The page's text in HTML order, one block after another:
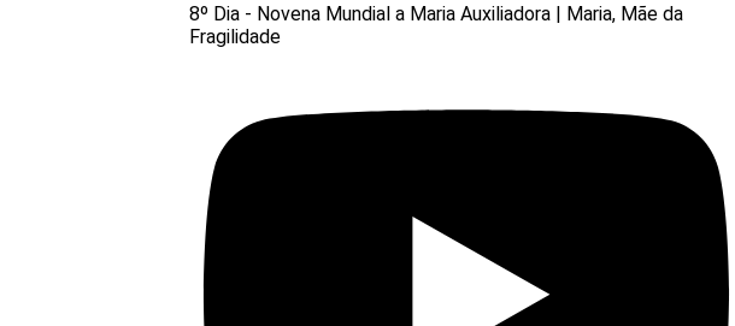
8º Dia - Novena Mundial a Maria Auxiliadora | Maria, Mãe da
Fragilidade